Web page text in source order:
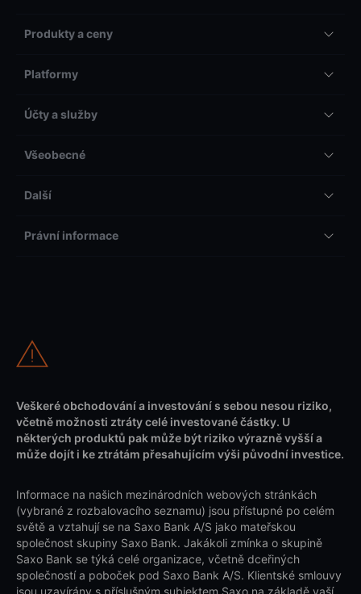
Produkty a ceny
Platformy
Účty a služby
Všeobecné
Další
Právní informace
Veškeré obchodování a investování s sebou nesou riziko,
včetně možnosti ztráty celé investované částky. U
některých produktů pak může být riziko výrazně vyšší a
může dojít i ke ztrátám přesahujícím výši původní investice.
Informace na našich mezinárodních webových stránkách
(vybrané z rozbalovacího seznamu) jsou přístupné po celém
světě a vztahují se na Saxo Bank A/S jako mateřskou
společnost skupiny Saxo Bank. Jakákoli zmínka o skupině
Saxo Bank se týká celé organizace, včetně dceřiných
společností a poboček pod Saxo Bank A/S. Klientské smlouvy